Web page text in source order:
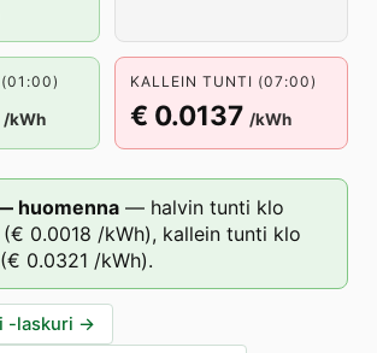
/kWh
KALLEIN TUNTI (07:00)
€ 0.0137 /kWh
huomenna — halvin tunti klo
(€ 0.0018 /kWh), kallein tunti klo
(€ 0.0321 /kWh).
-laskuri →